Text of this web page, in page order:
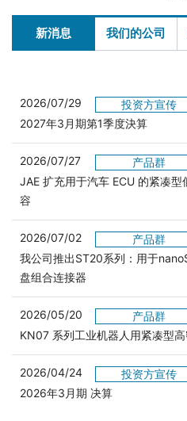
新消息 我们的公司
2026/07/29
投资方宣传
2027年3月期第1季度決算
2026/07/27
产品群
JAE 扩充用于汽车 ECU 的紧凑
容
2026/07/02
产品群
我公司推出ST20系列：用于
盘组合连接器
2026/05/20
产品群
KN07 系列工业机器人用紧凑型
2026/04/24
投资方宣传
2026年3月期 决算